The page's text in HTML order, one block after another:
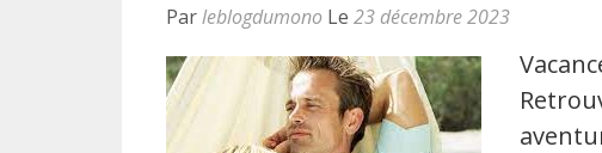
Parleblogdumono Le 23 décembre 2023